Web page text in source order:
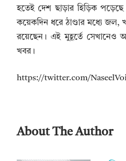
হতেই দেশ ছাড়ার হিড়িক পড়েছে
কয়েকদিন ধরে ঠাণ্ডার মধ্যে জল,
রয়েছেন। এই মুহূর্তে সেখানেও
খবর।
https://twitter.com/
About The Author